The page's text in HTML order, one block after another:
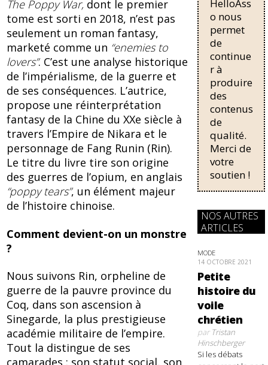
b
o
o
k
sk
y
The Poppy War, dont le premier
tome est sorti en 2018, n’est pas
seulement un roman fantasy,
marketé comme un “enemies to
lovers”. C’est une analyse historique
de l’impérialisme, de la guerre et
de ses conséquences. L’autrice,
propose une réinterprétation
fantasy de la Chine du XXe siècle à
travers l’Empire de Nikara et le
personnage de Fang Runin (Rin).
Le titre du livre tire son origine
des guerres de l’opium, en anglais
“poppy tears”, un élément majeur
de l’histoire chinoise.
Comment devient-on un monstre
?
Nous suivons Rin, orpheline de
guerre de la pauvre province du
Coq, dans son ascension à
Sinegarde, la plus prestigieuse
académie militaire de l’empire.
Tout la distingue de ses
camarades : son statut social, son
pour une
régularisati
on,
passant de
trois...
HelloAss
o nous
permet
de
continue
r à
produire
des
contenus
de
qualité.
Merci de
votre
soutien !
NOS AUTRES
ARTICLES
MODE
14 OCTOBRE 2021
Petite
histoire du
voile
chrétien
parTristan
Hinschberger
Si les débats